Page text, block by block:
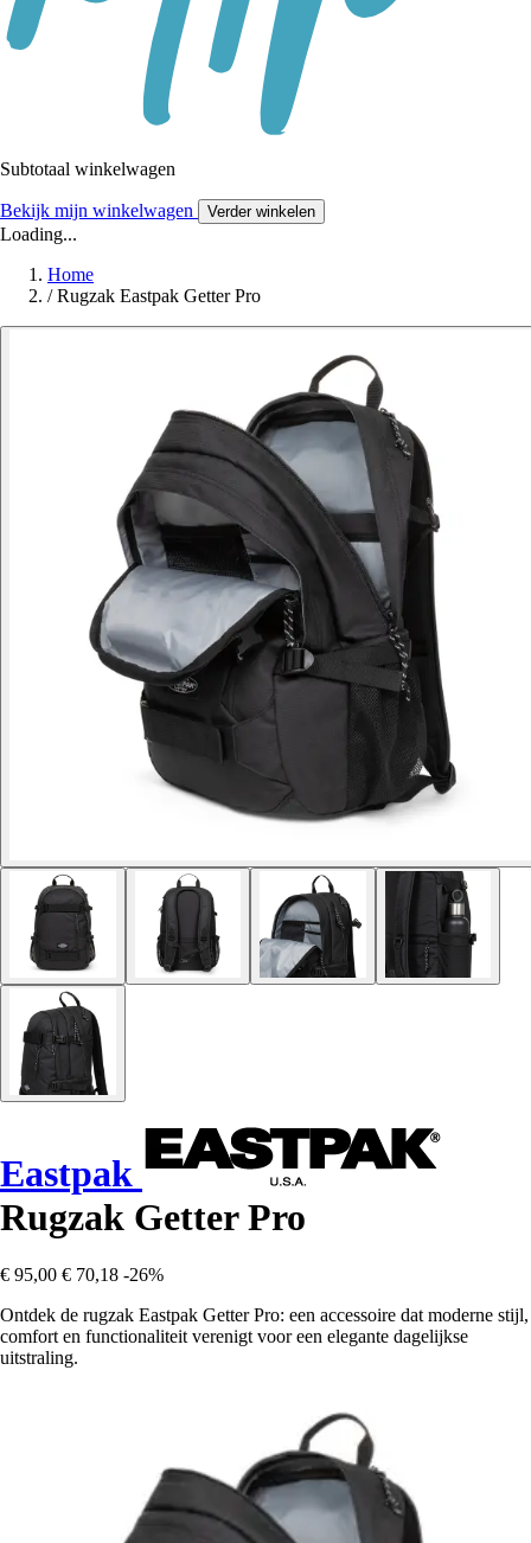
Subtotaal winkelwagen
Bekijk mijn winkelwagen Verder winkelen
Loading...
Home
/ Rugzak Eastpak Getter Pro
Eastpak
Rugzak Getter Pro
€ 95,00 € 70,18 -26%
Ontdek de rugzak Eastpak Getter Pro: een accessoire dat moderne stijl,
comfort en functionaliteit verenigt voor een elegante dagelijkse
uitstraling.